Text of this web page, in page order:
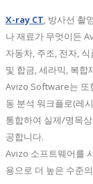
X-ray CT, 방사선 촬
나 재료가 무엇이든
자동차, 주조, 전자,
및 합금, 세라믹, 복합
Avizo Software는 또
동 분석 워크플로(레
통합하여 실제/명목
공합니다.
Avizo 소프트웨어를
용으로 더 높은 수준